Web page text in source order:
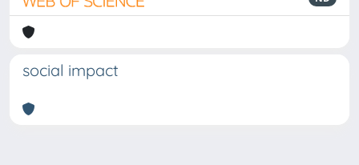
social impact